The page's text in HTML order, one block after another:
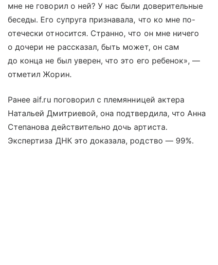
мне не говорил о ней? У нас были доверительные
беседы. Его супруга признавала, что ко мне по-
отечески относится. Странно, что он мне ничего
о дочери не рассказал, быть может, он сам
до конца не был уверен, что это его ребенок», —
отметил Жорин.
Ранее aif.ru поговорил с племянницей актера
Натальей Дмитриевой, она подтвердила, что Анна
Степанова действительно дочь артиста.
Экспертиза ДНК это доказала, родство — 99%.